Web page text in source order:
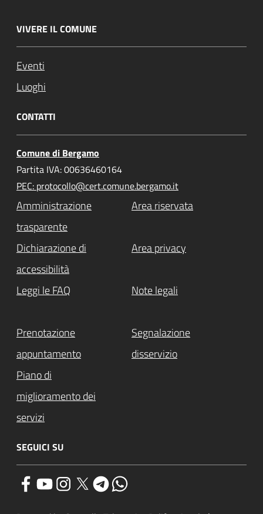
VIVERE IL COMUNE
Eventi
Luoghi
CONTATTI
Comune di Bergamo
Partita IVA: 00636460164
PEC: protocollo@cert.comune.bergamo.it
Amministrazione
trasparente
Area riservata
Dichiarazione di
accessibilità
Area privacy
Leggi le FAQ Note legali
Prenotazione
appuntamento
Segnalazione
disservizio
Piano di
miglioramento dei
servizi
SEGUICI SU